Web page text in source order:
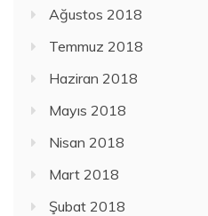
Ağustos 2018
Temmuz 2018
Haziran 2018
Mayıs 2018
Nisan 2018
Mart 2018
Şubat 2018